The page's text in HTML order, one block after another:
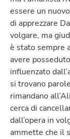
essere un
di apprezzare
volgare, ma
è stato sempre
avere
influenzato
si trovano
rimandano
cerca di
dall’opera in
ammette che il